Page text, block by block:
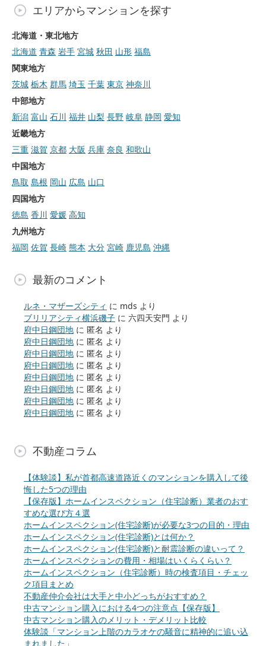
エリアからマンションを探す
北海道・東北地方
北海道 青森 岩手 宮城 秋田 山形 福島
関東地方
茨城 栃木 群馬 埼玉 千葉 東京 神奈川
中部地方
新潟 富山 石川 福井 山梨 長野 岐阜 静岡 愛知
近畿地方
三重 滋賀 京都 大阪 兵庫 奈良 和歌山
中国地方
鳥取 島根 岡山 広島 山口
四国地方
徳島 香川 愛媛 高知
九州地方
福岡 佐賀 長崎 熊本 大分 宮崎 鹿児島 沖縄
最新のコメント
ルネ・マザーズシティ に mds より
ブリリアシティ横浜磯子 に 六四天安門 より
府中日鋼団地 に 匿名 より
府中日鋼団地 に 匿名 より
府中日鋼団地 に 匿名 より
府中日鋼団地 に 匿名 より
府中日鋼団地 に 匿名 より
府中日鋼団地 に 匿名 より
府中日鋼団地 に 匿名 より
府中日鋼団地 に 匿名 より
不動産コラム
【体験談】私が首都高速道路近くのマンションを購入して後
悔した5つの理由
【保存版】ホームインスペクション（住宅診断）業者のおす
すめな選び方４選
ホームインスペクション(住宅診断)が必要な3つの目的・理由
ホームインスペクション(住宅診断)とは何か？
ホームインスペクション(住宅診断)と耐震診断の違いって？
ホームインスペクションの費用・相場はいくらくらい？
ホームインスペクション（住宅診断）時の検査項目・チェッ
ク項目まとめ
不動産仲介会社は大手と中小どっちがおすすめ？
中古マンション購入における4つの注意点【保存版】
中古マンション購入のメリット・デメリット比較
体験談「マンション上階のカラオケの騒音に精神的に追い込
まれました」